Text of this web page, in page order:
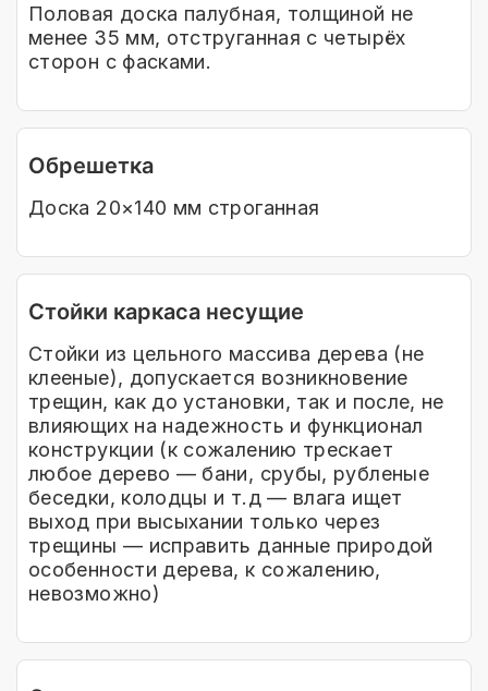
Половая доска палубная, толщиной не
менее 35 мм, отструганная с четырёх
сторон с фасками.
Обрешетка
Доска 20×140 мм строганная
Стойки каркаса несущие
Стойки из цельного массива дерева (не
клееные), допускается возникновение
трещин, как до установки, так и после, не
влияющих на надежность и функционал
конструкции (к сожалению трескает
любое дерево — бани, срубы, рубленые
беседки, колодцы и т.д — влага ищет
выход при высыхании только через
трещины — исправить данные природой
особенности дерева, к сожалению,
невозможно)